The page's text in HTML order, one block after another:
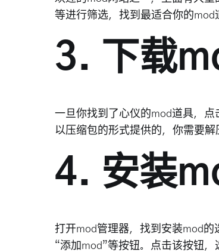
等进行筛选，找到最适合你的mod
3. 下载
一旦你找到了心仪的mod道具，
以压缩包的形式提供的，你需要解
4. 安装
打开mod管理器，找到安装mod
“添加mod”等按钮。点击该按钮